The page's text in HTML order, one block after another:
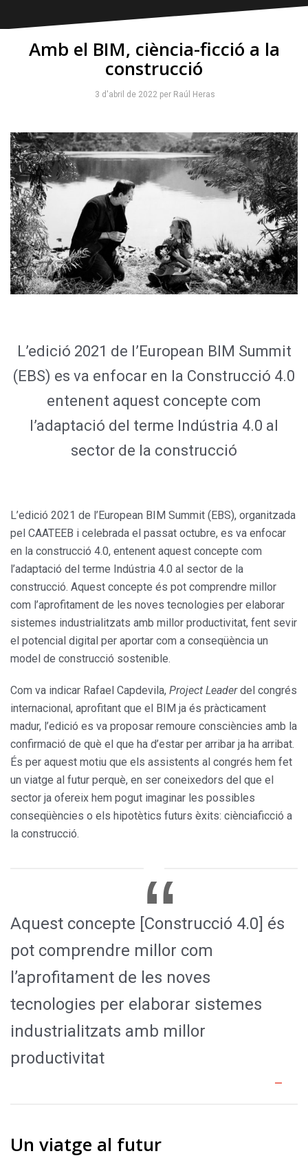
Amb el BIM, ciència-ficció a la
construcció
3 d'abril de 2022 per Raúl Heras
L’edició 2021 de l’European BIM Summit
(EBS) es va enfocar en la Construcció 4.0
entenent aquest concepte com
l’adaptació del terme Indústria 4.0 al
sector de la construcció
L’edició 2021 de l’European BIM Summit (EBS), organitzada
pel CAATEEB i celebrada el passat octubre, es va enfocar
en la construcció 4.0, entenent aquest concepte com
l’adaptació del terme Indústria 4.0 al sector de la
construcció. Aquest concepte és pot comprendre millor
com l’aprofitament de les noves tecnologies per elaborar
sistemes industrialitzats amb millor productivitat, fent sevir
el potencial digital per aportar com a conseqüència un
model de construcció sostenible.
Com va indicar Rafael Capdevila, Project Leaderdel congrés
internacional, aprofitant que el BIM ja és pràcticament
madur, l’edició es va proposar remoure consciències amb la
confirmació de què el que ha d’estar per arribar ja ha arribat.
És per aquest motiu que els assistents al congrés hem fet
un viatge al futur perquè, en ser coneixedors del que el
sector ja ofereix hem pogut imaginar les possibles
conseqüències o els hipotètics futurs èxits: ciènciaficció a
la construcció.
Aquest concepte [Construcció 4.0] és
pot comprendre millor com
l’aprofitament de les noves
tecnologies per elaborar sistemes
industrialitzats amb millor
productivitat
Un viatge al futur